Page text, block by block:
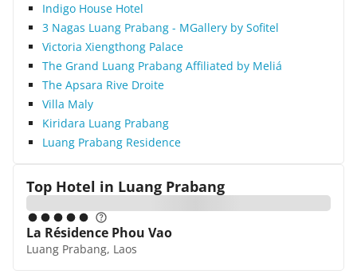
Indigo House Hotel
3 Nagas Luang Prabang - MGallery by Sofitel
Victoria Xiengthong Palace
The Grand Luang Prabang Affiliated by Meliá
The Apsara Rive Droite
Villa Maly
Kiridara Luang Prabang
Luang Prabang Residence
Top Hotel in Luang Prabang
La Résidence Phou Vao
Luang Prabang, Laos